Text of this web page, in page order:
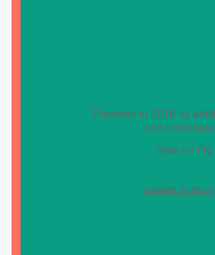
Founded in 2018 by
and
Mast on
update